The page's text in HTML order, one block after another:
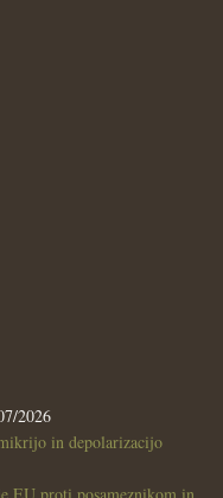
2026
in depolarizacijo